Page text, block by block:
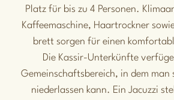
Platz für bis zu 4 Personen.
Kaffeemaschine, Haartrockner
brett sorgen für einen
Die Kassir-Unterkünfte
Gemeinschaftsbereich, in dem man
niederlassen kann. Ein Jacuzzi